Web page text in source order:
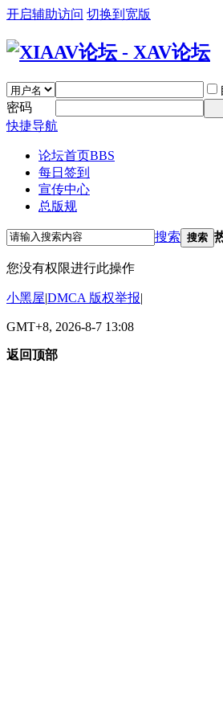
开启辅助访问 切换到宽版
密码
快捷导航
论坛首页BBS
每日签到
宣传中心
总版规
搜索 搜索
您没有权限进行此操作
小黑屋|DMCA 版权举报|
GMT+8, 2026-8-7 13:08
返回顶部